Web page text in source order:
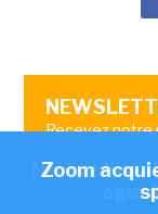
Nexpublica
Recevez
Zoom